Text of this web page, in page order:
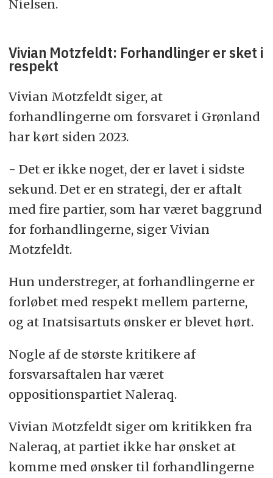
Nielsen.
Vivian Motzfeldt: Forhandlinger er sket i
respekt
Vivian Motzfeldt siger, at
forhandlingerne om forsvaret i Grønland
har kørt siden 2023.
- Det er ikke noget, der er lavet i sidste
sekund. Det er en strategi, der er aftalt
med fire partier, som har været baggrund
for forhandlingerne, siger Vivian
Motzfeldt.
Hun understreger, at forhandlingerne er
forløbet med respekt mellem parterne,
og at Inatsisartuts ønsker er blevet hørt.
Nogle af de største kritikere af
forsvarsaftalen har været
oppositionspartiet Naleraq.
Vivian Motzfeldt siger om kritikken fra
Naleraq, at partiet ikke har ønsket at
komme med ønsker til forhandlingerne